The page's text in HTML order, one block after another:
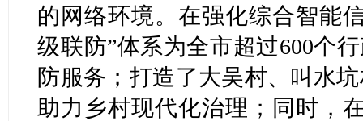
的网络环境。在强化综合智能
级联防”体系为全市超过600个
防服务；打造了大吴村、叫水
助力乡村现代化治理；同时，